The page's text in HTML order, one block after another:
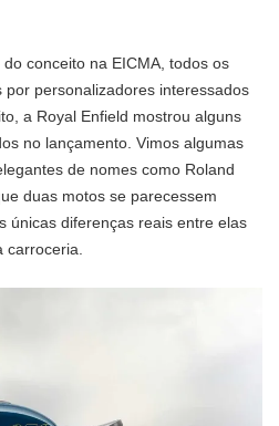
conceito na EICMA, todos os
personalizadores interessados
a Royal Enfield mostrou alguns
no lançamento. Vimos algumas
de nomes como Roland
duas motos se parecessem
únicas diferenças reais entre elas